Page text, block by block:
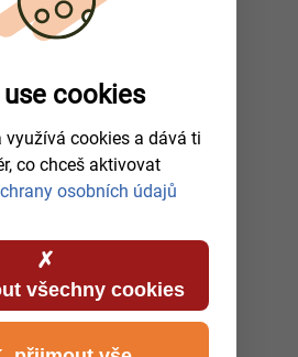
use cookies
využívá cookies a dává ti
co chceš aktivovat
osobních údajů
všechny cookies